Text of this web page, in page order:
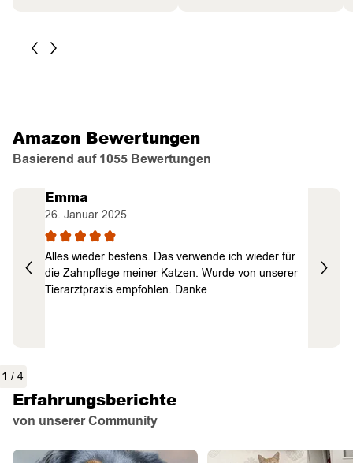
Amazon Bewertungen
Basierend auf 1055 Bewertungen
Emma
26. Januar 2025
Alles wieder bestens. Das verwende ich wieder für
die Zahnpflege meiner Katzen. Wurde von unserer
Tierarztpraxis empfohlen. Danke
Tagen
1 / 4
Erfahrungsberichte
von unserer Community